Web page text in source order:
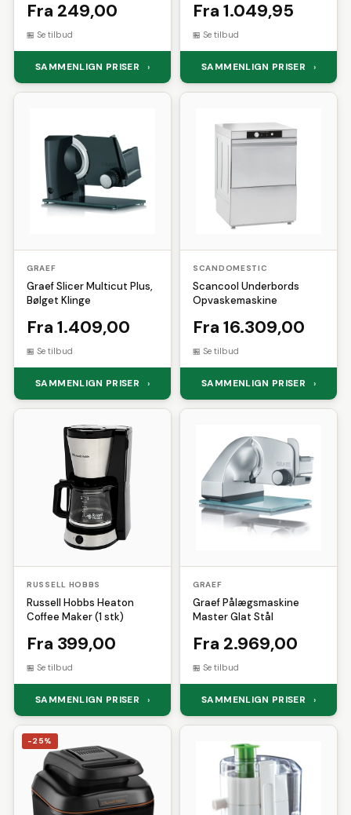
Fra 249,00
Se tilbud
SAMMENLIGN PRISER ›
Fra 1.049,95
Se tilbud
SAMMENLIGN PRISER ›
GRAEF
Graef Slicer Multicut Plus,
Bølget Klinge
Fra 1.409,00
Se tilbud
SAMMENLIGN PRISER ›
SCANDOMESTIC
Scancool Underbords
Opvaskemaskine
Fra 16.309,00
Se tilbud
SAMMENLIGN PRISER ›
RUSSELL HOBBS
Russell Hobbs Heaton
Coffee Maker (1 stk)
Fra 399,00
Se tilbud
SAMMENLIGN PRISER ›
GRAEF
Graef Pålægsmaskine
Master Glat Stål
Fra 2.969,00
Se tilbud
SAMMENLIGN PRISER ›
-25%